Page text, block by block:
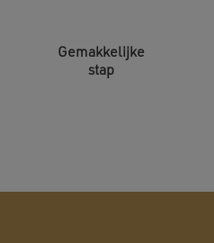
Gemakkelijke
stap